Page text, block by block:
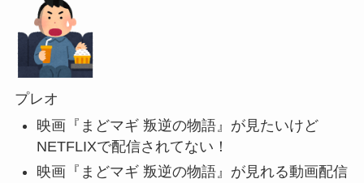
プレオ
映画『まどマギ 叛逆の物語』が見たいけど
NETFLIXで配信されてない！
映画『まどマギ 叛逆の物語』が見れる動画配信